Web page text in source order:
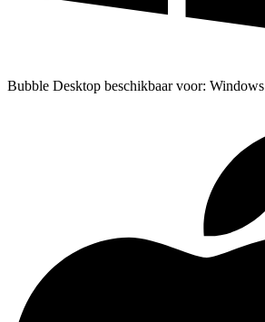
Bubble Desktop beschikbaar voor: Windows